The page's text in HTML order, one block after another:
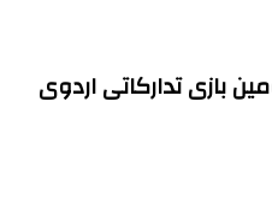
بازی تدارکاتی اردوی